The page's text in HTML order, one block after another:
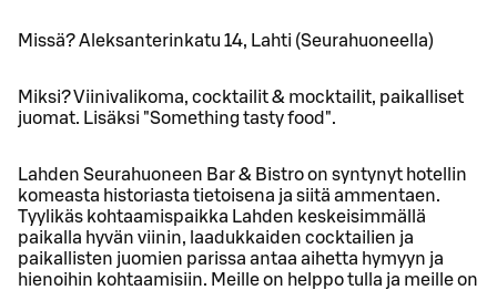
Missä? Aleksanterinkatu 14, Lahti (Seurahuoneella)
Miksi? Viinivalikoma, cocktailit & mocktailit, paikalliset
juomat. Lisäksi "Something tasty food".
Lahden Seurahuoneen Bar & Bistro on syntynyt hotellin
komeasta historiasta tietoisena ja siitä ammentaen.
Tyylikäs kohtaamispaikka Lahden keskeisimmällä
paikalla hyvän viinin, laadukkaiden cocktailien ja
paikallisten juomien parissa antaa aihetta hymyyn ja
hienoihin kohtaamisiin. Meille on helppo tulla ja meille on